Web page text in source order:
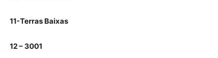
11-Terras Baixas
12 – 3001